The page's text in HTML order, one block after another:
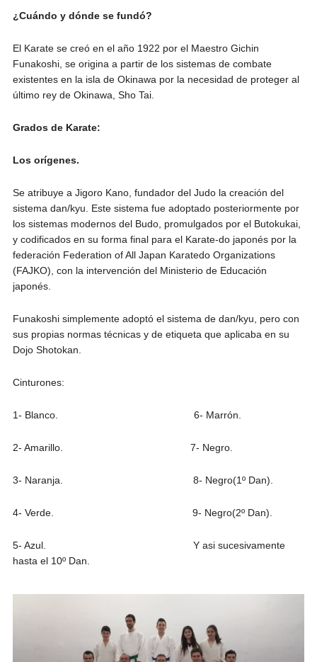
¿Cuándo y dónde se fundó?
El Karate se creó en el año 1922 por el Maestro Gichin
Funakoshi, se origina a partir de los sistemas de combate
existentes en la isla de Okinawa por la necesidad de proteger al
último rey de Okinawa, Sho Tai.
Grados de Karate:
Los orígenes.
Se atribuye a Jigoro Kano, fundador del Judo la creación del
sistema dan/kyu. Este sistema fue adoptado posteriormente por
los sistemas modernos del Budo, promulgados por el Butokukai,
y codificados en su forma final para el Karate-do japonés por la
federación Federation of All Japan Karatedo Organizations
(FAJKO), con la intervención del Ministerio de Educación
japonés.
Funakoshi simplemente adoptó el sistema de dan/kyu, pero con
sus propias normas técnicas y de etiqueta que aplicaba en su
Dojo Shotokan.
Cinturones:
1- Blanco. 6- Marrón.
2- Amarillo. 7- Negro.
3- Naranja. 8- Negro(1º Dan).
4- Verde. 9- Negro(2º Dan).
5- Azul. Y asi sucesivamente
hasta el 10º Dan.